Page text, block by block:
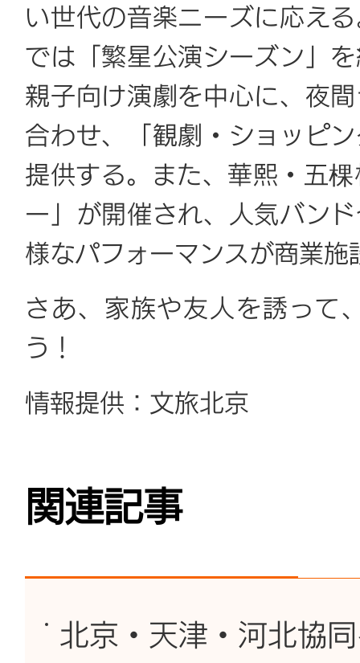
い世代の音楽ニーズに応え
では「繁星公演シーズン」
親子向け演劇を中心に、夜
合わせ、「観劇・ショッピ
提供する。また、華熙・五
ー」が開催され、人気バン
様なパフォーマンスが商業
さあ、家族や友人を誘って
う！
情報提供：文旅北京
関連記事
北京・天津・河北協